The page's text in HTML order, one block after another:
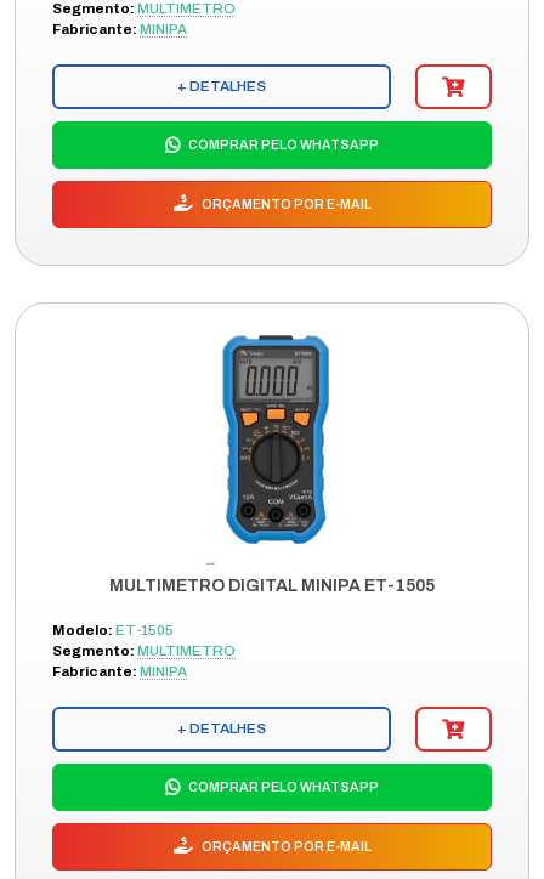
Segmento: MULTIMETRO
Fabricante: MINIPA
+ DETALHES
COMPRAR PELO WHATSAPP
ORÇAMENTO POR E-MAIL
MULTIMETRO DIGITAL MINIPA ET-1505
Modelo: ET-1505
Segmento: MULTIMETRO
Fabricante: MINIPA
+ DETALHES
COMPRAR PELO WHATSAPP
ORÇAMENTO POR E-MAIL